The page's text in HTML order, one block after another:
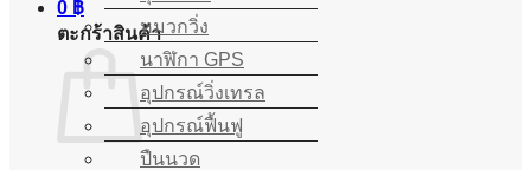
0 ฿
ตะกร้าสินค้าหมวกวิ่ง
นาฬิกา GPS
อุปกรณ์วิ่งเทรล
อุปกรณ์ฟื้นฟู
ปืนนวด